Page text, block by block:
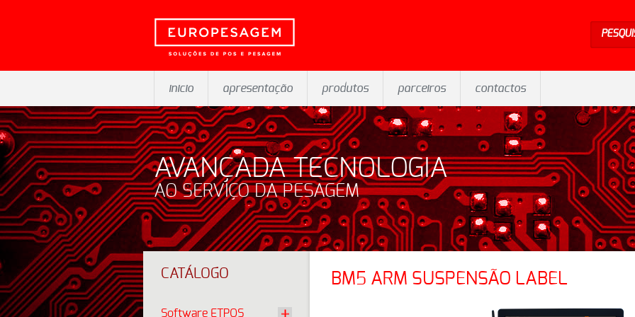
inicio apresentação produtos parceiros contactos
AVANÇADA TECNOLOGIA
AO SERVIÇO DA PESAGEM
CATÁLOGO
Software ETPOS
BM5 ARM SUSPENSÃO LABEL